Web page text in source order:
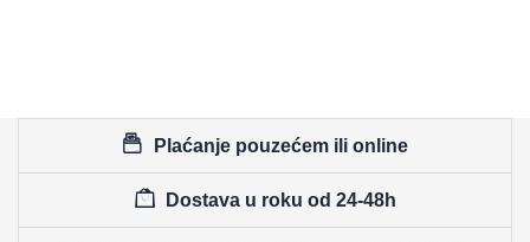
Plaćanje pouzećem ili online
Dostava u roku od 24-48h